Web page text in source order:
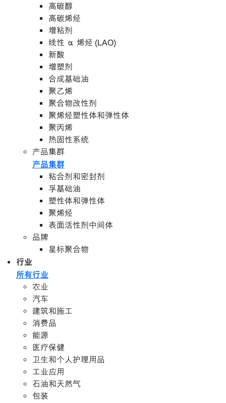
高碳醇
高碳烯烃
增粘剂
线性 α 烯烃 (LAO)
新酸
增塑剂
合成基础油
聚乙烯
聚合物改性剂
聚烯烃塑性体和弹性体
聚丙烯
热固性系统
产品集群
产品集群
粘合剂和密封剂
孚基础油
塑性体和弹性体
聚烯烃
表面活性剂中间体
品牌
星标聚合物
行业
所有行业
农业
汽车
建筑和施工
消费品
能源
医疗保健
卫生和个人护理用品
工业应用
石油和天然气
包装